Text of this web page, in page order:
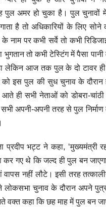
पुल अमर हो चुका है। पुल चुनावों
है तो अधिकारियों के लिए सोने
के नाम पर कभी सर्वे तो कभी
तो कभी टेस्टिंग में पैसा पानी
लेकिन आज तक पुल के दो टावर
इस पुल की सुध चुनाव के दौरान
आते ही सभी नेताओं को डोबरा-चांठी
अपनी-अपनी तरह से पुल निर्माण
प्रदीप भट्ट ने कहा, ‘मुख्यमंत्री
कर गए थे कि जल्द ही पुल बन
नहीं लौटे। इसी तरह
लोकसभा चुनाव के दौरान अपने
वक्त कहा कि छह माह में पुल बन